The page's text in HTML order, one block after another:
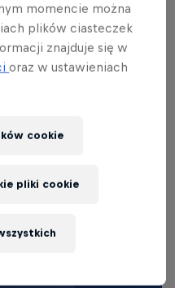
kontuzjęTadka
kibicować rodakom,
mocna ekipa z Polski.
cały sezon Dominika
momencie można
plików ciasteczek
znajduje się w
oraz w ustawieniach
cookie
pliki cookie